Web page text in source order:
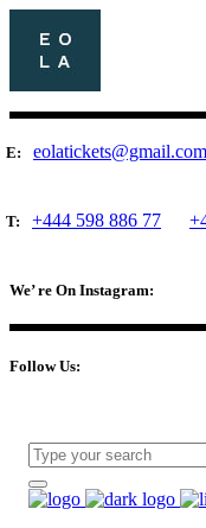
E: eolatickets@gmail.com
T: +444 598 886 77
We’ re On Instagram:
Follow Us: